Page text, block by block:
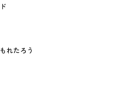
れたろう